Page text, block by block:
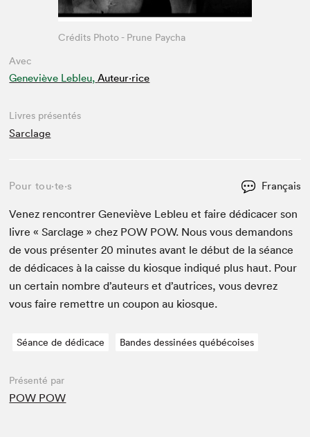
Avec
Geneviève Lebleu, Auteur·rice
Crédits Photo - Prune Paycha
Livres présentés
Sarclage
Pour tou⋅te⋅s Français
Venez ren­con­tr­er Geneviève Lebleu et faire dédi­cac­er son
livre « Sar­clage » chez POW POW. Nous vous deman­dons
de vous présen­ter20 min­utes avant le début de la séance
de dédi­caces à la caisse du kiosque indiqué plus haut. Pour
un cer­tain nom­bre d’auteurs et d’autrices, vous devrez
vous faire remet­tre un coupon au kiosque.
Séance de dédicace Bandes dessinées québécoises
Présenté par
POW POW